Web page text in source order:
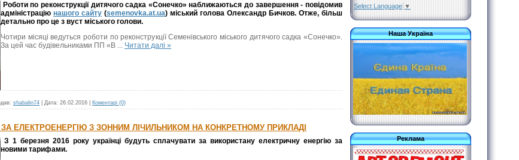
Роботи по реконструкції дитячого садка «Сонечко» наближаються до завершення - повідомив
адміністрацію нашого сайту (semenovka.at.ua) міський голова Олександр Бичков. Отже, більш
детально про це з вуст міського голови.
Чотири місяці ведуться роботи по реконструкції Семенівського міського дитячого садка «Сонечко».
За цей час будівельниками ПП «В ... Читати далі »
shabalin74 Дата: 26.02.2016 Коментарі (0)
ЕЛЕКТРОЕНЕРГІЮ З ЗОННИМ ЛІЧИЛЬНИКОМ НА КОНКРЕТНОМУ ПРИКЛАДІ
З 1 березня 2016 року українці будуть сплачувати за використану електричну енергію за
новими тарифами.
Select Language ▼
Наша Україна
Реклама